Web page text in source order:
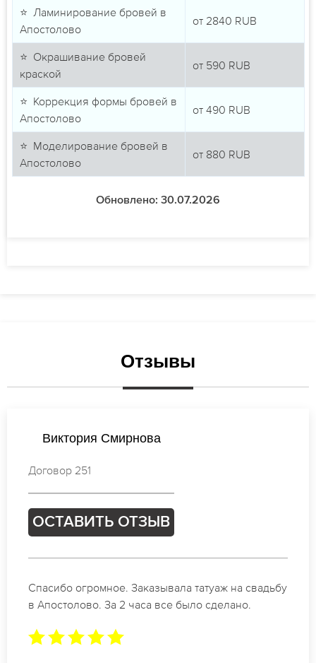
⭐ Ламинирование бровей в
Апостолово
от 2840 RUB
⭐ Окрашивание бровей
краской
от 590 RUB
⭐ Коррекция формы бровей в
Апостолово
от 490 RUB
⭐ Моделирование бровей в
Апостолово
от 880 RUB
Обновлено: 30.07.2026
Отзывы
на свадьбу
сделано.
ОСТАВИТЬ ОТЗЫВ
Отличные специалисты своего
коррекции бровей в